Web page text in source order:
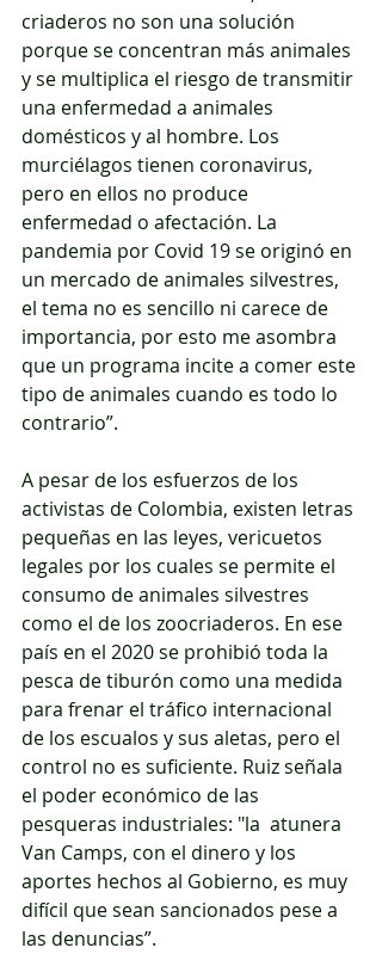
criaderos no son una solución
porque se concentran más animales
y se multiplica el riesgo de transmitir
una enfermedad a animales
domésticos y al hombre. Los
murciélagos tienen coronavirus,
pero en ellos no produce
enfermedad o afectación. La
pandemia por Covid 19 se originó en
un mercado de animales silvestres,
el tema no es sencillo ni carece de
importancia, por esto me asombra
que un programa incite a comer este
tipo de animales cuando es todo lo
contrario”.
A pesar de los esfuerzos de los
activistas de Colombia, existen letras
pequeñas en las leyes, vericuetos
legales por los cuales se permite el
consumo de animales silvestres
como el de los zoocriaderos. En ese
país en el 2020 se prohibió toda la
pesca de tiburón como una medida
para frenar el tráfico internacional
de los escualos y sus aletas, pero el
control no es suficiente. Ruiz señala
el poder económico de las
pesqueras industriales: "la  atunera
Van Camps, con el dinero y los
aportes hechos al Gobierno, es muy
difícil que sean sancionados pese a
las denuncias”.